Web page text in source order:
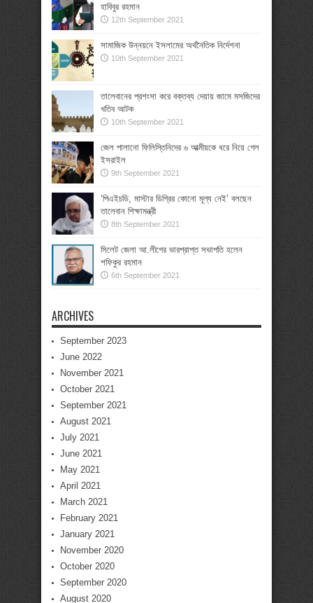
হাবিবুর রহমান
12th September 2021
সামাজিক উন্নয়নে ইসলামের অর্থনৈতিক নির্দেশনা
10th September 2021
তালেবানের প্রশংসা করে বক্তব্য দেয়ায় জামে মসজিদের
খতিব আটক
10th September 2021
জেল পালানো ফিলিস্তিনিদের ৬ আত্মীয়কে ধরে নিয়ে গেল
ইসরাইল
9th September 2021
‘পিএইচডি, মাস্টার ডিগ্রির কোনো মূল্য নেই’ বলছেন
তালেবান শিক্ষামন্ত্রী
8th September 2021
সিলেট জেলা আ.লীগের ভারপ্রাপ্ত সভাপতি হলেন
শফিকুর রহমান
6th September 2021
ARCHIVES
September 2023
June 2022
November 2021
October 2021
September 2021
August 2021
July 2021
June 2021
May 2021
April 2021
March 2021
February 2021
January 2021
November 2020
October 2020
September 2020
August 2020